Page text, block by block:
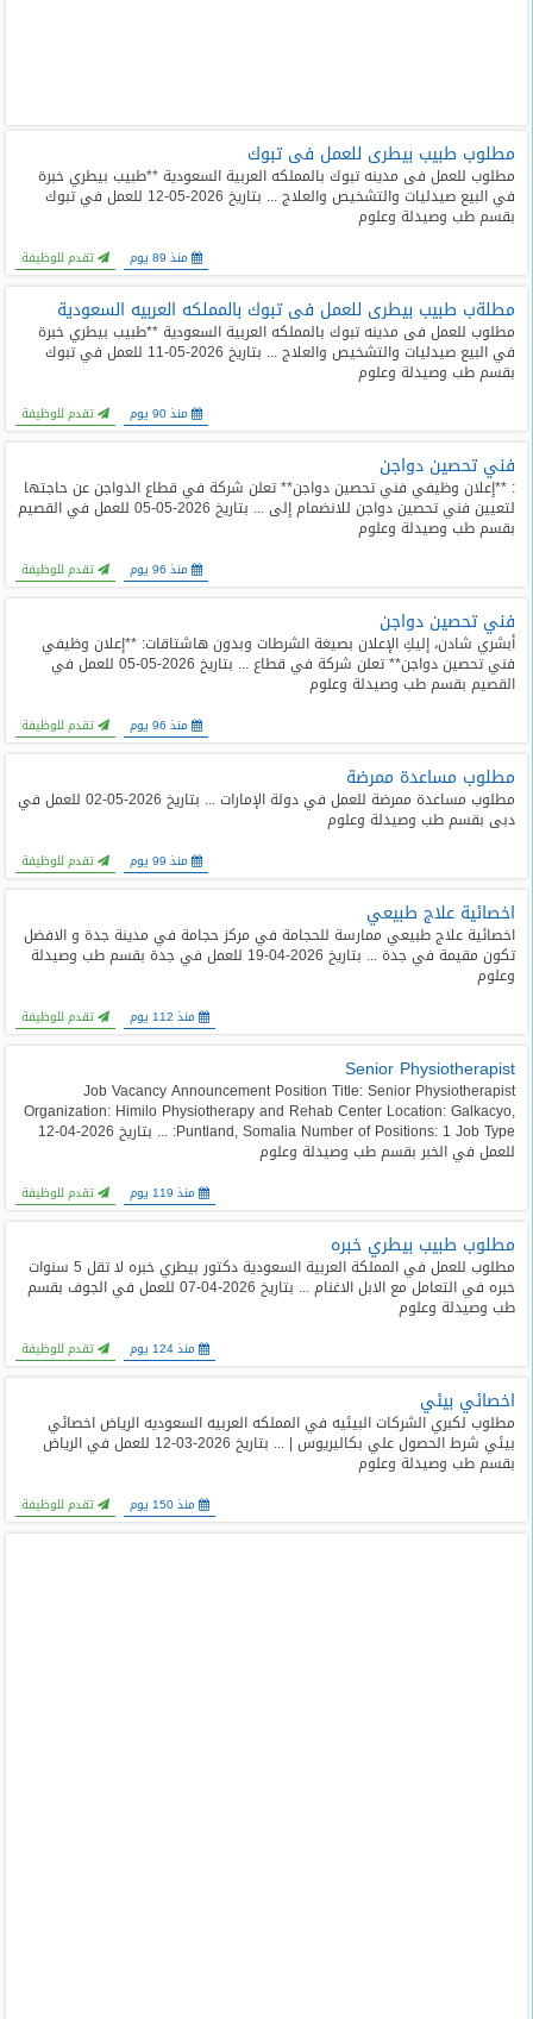
مطلوب طبيب بيطرى للعمل فى تبوك
مطلوب للعمل فى مدينه تبوك بالمملكه العربية السعودية **طبيب بيطري خبرة
في البيع صيدليات والتشخيص والعلاج ... بتاريخ 2026-05-12 للعمل في تبوك
بقسم طب وصيدلة وعلوم
منذ 89 يوم تقدم للوظيفة
مطلةب طبيب بيطرى للعمل فى تبوك بالمملكه العربيه السعودية
مطلوب للعمل فى مدينه تبوك بالمملكه العربية السعودية **طبيب بيطري خبرة
في البيع صيدليات والتشخيص والعلاج ... بتاريخ 2026-05-11 للعمل في تبوك
بقسم طب وصيدلة وعلوم
منذ 90 يوم تقدم للوظيفة
فني تحصين دواجن
: **إعلان وظيفي فني تحصين دواجن** تعلن شركة في قطاع الدواجن عن حاجتها
لتعيين فني تحصين دواجن للانضمام إلى ... بتاريخ 2026-05-05 للعمل في القصيم
بقسم طب وصيدلة وعلوم
منذ 96 يوم تقدم للوظيفة
فني تحصين دواجن
أبشري شادن، إليكِ الإعلان بصيغة الشرطات وبدون هاشتاقات: **إعلان وظيفي
فني تحصين دواجن** تعلن شركة في قطاع ... بتاريخ 2026-05-05 للعمل في
القصيم بقسم طب وصيدلة وعلوم
منذ 96 يوم تقدم للوظيفة
مطلوب مساعدة ممرضة
مطلوب مساعدة ممرضة للعمل في دولة الإمارات ... بتاريخ 2026-05-02 للعمل في
دبى بقسم طب وصيدلة وعلوم
منذ 99 يوم تقدم للوظيفة
اخصائية علاج طبيعي
اخصائية علاج طبيعي ممارسة للحجامة في مركز حجامة في مدينة جدة و الافضل
تكون مقيمة في جدة ... بتاريخ 2026-04-19 للعمل في جدة بقسم طب وصيدلة
وعلوم
منذ 112 يوم تقدم للوظيفة
Senior Physiotherapist
Job Vacancy Announcement Position Title: Senior Physiotherapist
Organization: Himilo Physiotherapy and Rehab Center Location: Galkacyo,
Puntland, Somalia Number of Positions: 1 Job Type: ... بتاريخ 2026-04-12
للعمل في الخبر بقسم طب وصيدلة وعلوم
منذ 119 يوم تقدم للوظيفة
مطلوب طبيب بيطري خبره
مطلوب للعمل في المملكة العربية السعودية دكتور بيطري خبره لا تقل 5 سنوات
خبره في التعامل مع الابل الاغنام ... بتاريخ 2026-04-07 للعمل في الجوف بقسم
طب وصيدلة وعلوم
منذ 124 يوم تقدم للوظيفة
اخصائي بيئي
مطلوب لكبري الشركات البيئيه في المملكه العربيه السعوديه الرياض اخصائي
بيئي شرط الحصول علي بكاليريوس | ... بتاريخ 2026-03-12 للعمل في الرياض
بقسم طب وصيدلة وعلوم
منذ 150 يوم تقدم للوظيفة